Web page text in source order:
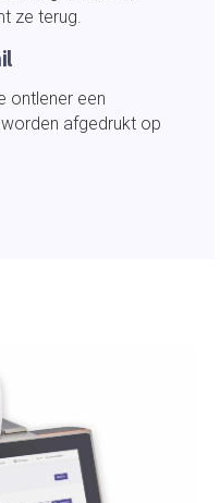
ze terug.
ontlener een
afgedrukt op